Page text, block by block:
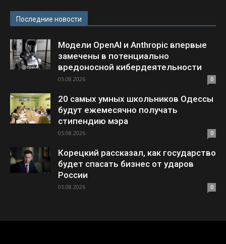
Последние новости
Модели OpenAI и Anthropic впервые
замечены в потенциально
вредоносной кибердеятельности
05.08.2026 0
20 самых умных школьников Одессы
будут ежемесячно получать
стипендию мэра
05.08.2026 0
Корецкий рассказал, как государство
будет спасать бизнес от ударов
России
05.08.2026 0